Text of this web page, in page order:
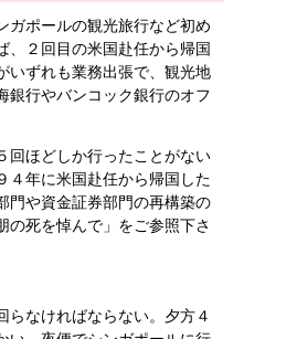
ガポールの観光旅行など初め
、２回目の米国赴任から帰国
いずれも業務出張で、観光地
銀行やバンコック銀行のオフ
回ほどしか行ったことがない
４年に米国赴任から帰国した
門や資金証券部門の再構築の
の死を悼んで」をご参照下さ
らなければならない。夕方４